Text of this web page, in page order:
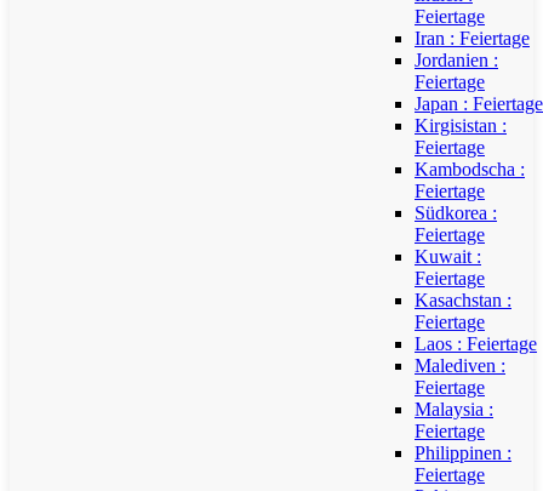
Feiertage
Iran : Feiertage
Jordanien :
Feiertage
Japan : Feiertage
Kirgisistan :
Feiertage
Kambodscha :
Feiertage
Südkorea :
Feiertage
Kuwait :
Feiertage
Kasachstan :
Feiertage
Laos : Feiertage
Malediven :
Feiertage
Malaysia :
Feiertage
Philippinen :
Feiertage